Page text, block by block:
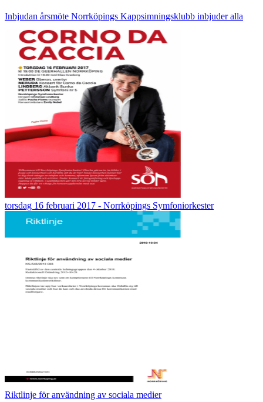
Inbjudan årsmöte Norrköpings Kappsimningsklubb inbjuder alla
torsdag 16 februari 2017 - Norrköpings Symfoniorkester
Riktlinje för användning av sociala medier